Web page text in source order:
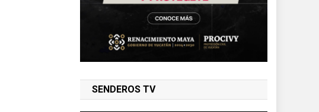
SENDEROS TV